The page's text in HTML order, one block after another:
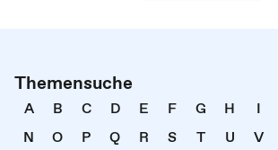
Themensuche
A B C D E F G H I
N
O P Q R S T U V